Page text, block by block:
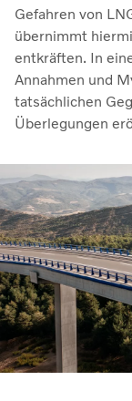
Gefahren von
übernimmt
entkräften. In
Annahmen und
tatsächlichen
Überlegungen